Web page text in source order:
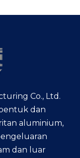
Co., Ltd.
dan
aluminium,
dan luar